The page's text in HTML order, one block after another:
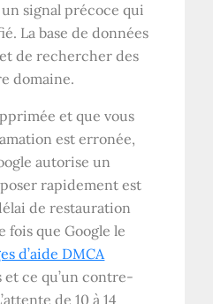
signal précoce qui
La base de données
de rechercher des
domaine.
et que vous
est erronée,
autorise un
rapidement est
de restauration
fois que Google le
d’aide DMCA
et ce qu’un contre-
de 10 à 14